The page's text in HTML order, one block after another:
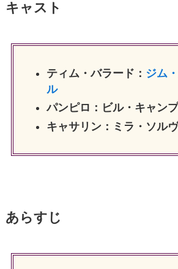
キャスト
ティム・バラード： ジム
ル
パンピロ：ビル・キャンプ
キャサリン：ミラ・ソル
あらすじ